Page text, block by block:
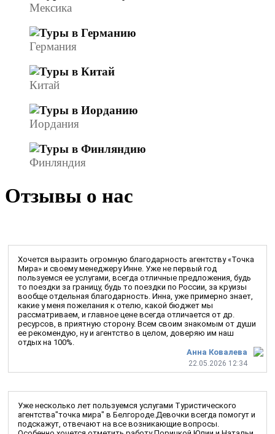
Мексика
Германия
Китай
Иордания
Финляндия
Отзывы о нас
Анна Ковалева
22.05.2026 12:34
Хочется выразить огромную благодарность агентству «Точка
Мира» и своему менеджеру Инне. Уже не первый год
пользуемся ее услугами, всегда отличные предложения, будь
то поездки за границу, будь то поездки по России, за круизы
вообще отдельная благодарность. Инна, уже примерно знает,
какие у меня пожелания к отелю, какой бюджет мы
рассматриваем, и главное цене всегда отличается от др.
ресурсов, в приятную сторону. Всем своим знакомым от души
ее рекомендую, ну и агентство в целом, доверяю им наш
отдых на 100%.
Уже несколько лет пользуемся услугами Туристического
агентства"точка мира" в Белгороде.Девочки всегда помогут и
подскажут, отвечают на все возникающие вопросы.